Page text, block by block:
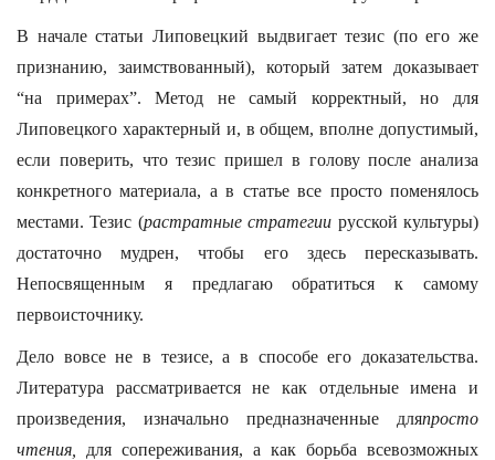
В начале статьи Липовецкий выдвигает тезис (по его же
признанию, заимствованный), который затем доказывает
“на примерах”. Метод не самый корректный, но для
Липовецкого характерный и, в общем, вполне допустимый,
если поверить, что тезис пришел в голову после анализа
конкретного материала, а в статье все просто поменялось
местами. Тезис (растратные стратегии русской культуры)
достаточно мудрен, чтобы его здесь пересказывать.
Непосвященным я предлагаю обратиться к самому
первоисточнику.
Дело вовсе не в тезисе, а в способе его доказательства.
Литература рассматривается не как отдельные имена и
произведения, изначально предназначенные дляпросто
чтения,
для сопереживания, а как борьба всевозможных